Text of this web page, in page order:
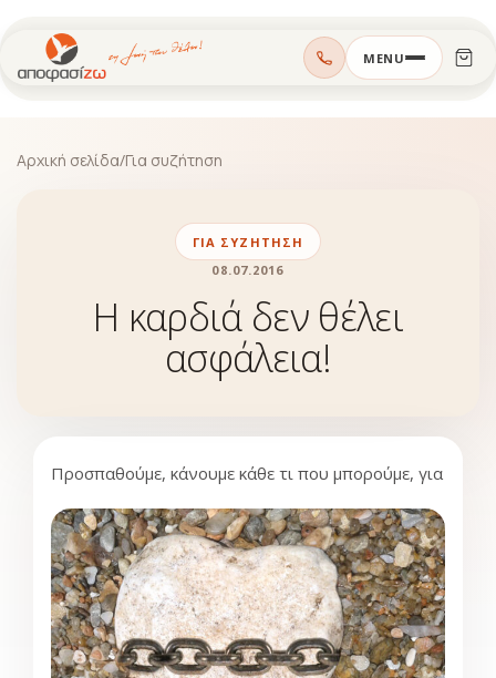
Μεταπηδήστε
στο
MENU
Αρχική σελίδα/Για συζήτηση
ΓΙΑ ΣΥΖΉΤΗΣΗ
08.07.2016
Η καρδιά δεν θέλει
ασφάλεια!
Προσπαθούμε, κάνουμε κάθε τι που μπορούμε, για